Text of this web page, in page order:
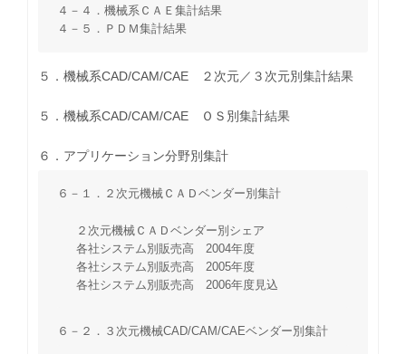
４－４．機械系ＣＡＥ集計結果
４－５．ＰＤＭ集計結果
５．機械系CAD/CAM/CAE ２次元／３次元別集計結果
５．機械系CAD/CAM/CAE ＯＳ別集計結果
６．アプリケーション分野別集計
６－１．２次元機械ＣＡＤベンダー別集計
２次元機械ＣＡＤベンダー別シェア
各社システム別販売高 2004年度
各社システム別販売高 2005年度
各社システム別販売高 2006年度見込
６－２．３次元機械CAD/CAM/CAEベンダー別集計